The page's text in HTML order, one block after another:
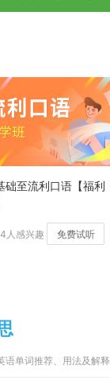
础至流利口语【福利
人感兴趣 免费试听
语单词推荐、用法及解释